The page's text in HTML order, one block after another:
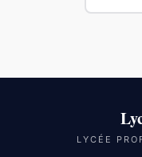
LYCÉE